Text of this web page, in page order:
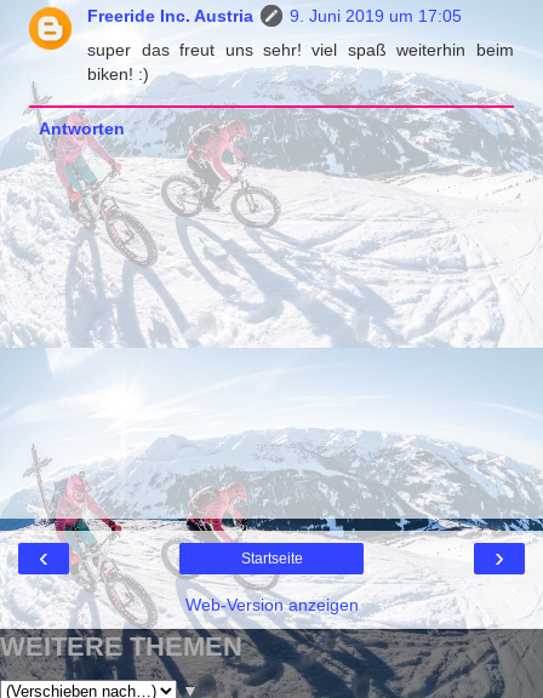
Freeride Inc. Austria
9. Juni 2019 um 17:05
super das freut uns sehr! viel spaß weiterhin beim
biken! :)
Antworten
‹ ›
Startseite
Web-Version anzeigen
WEITERE THEMEN
▼